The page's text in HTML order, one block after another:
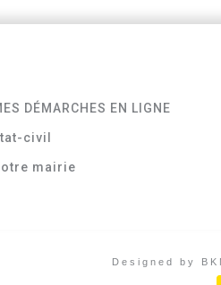
DÉMARCHES EN LIGNE
civil
mairie
Designed by